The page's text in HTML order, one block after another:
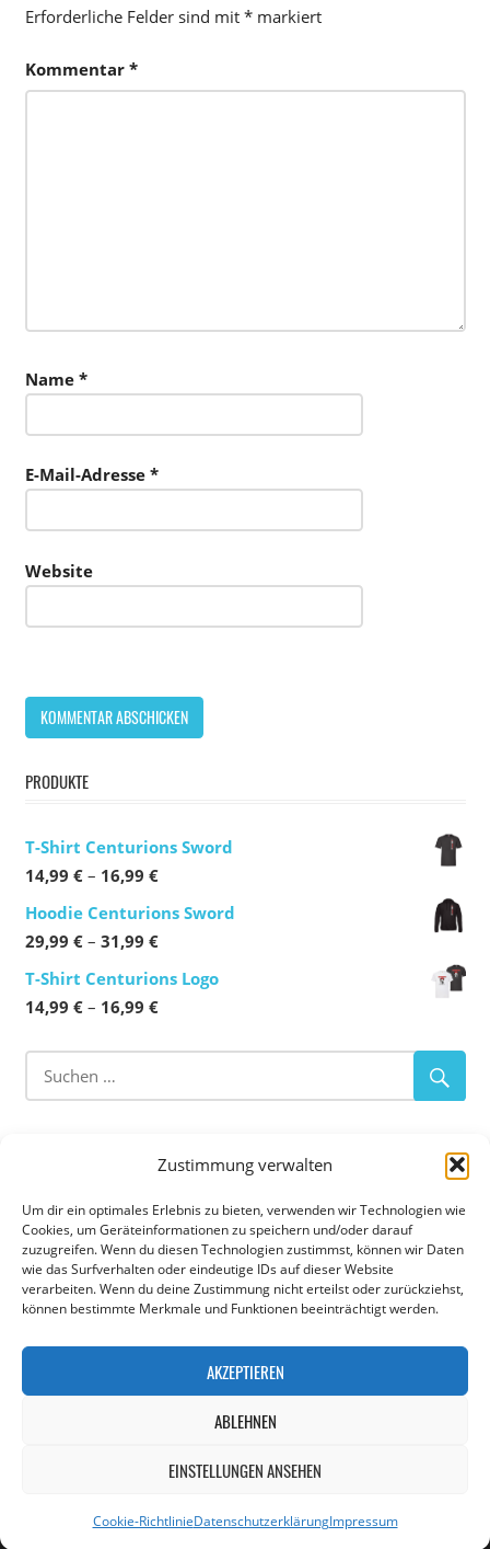
Zustimmung verwalten
Um dir ein optimales Erlebnis zu bieten, verwenden wir Technologien wie
Cookies, um Geräteinformationen zu speichern und/oder darauf
zuzugreifen. Wenn du diesen Technologien zustimmst, können wir Daten
wie das Surfverhalten oder eindeutige IDs auf dieser Website
verarbeiten. Wenn du deine Zustimmung nicht erteilst oder zurückziehst,
können bestimmte Merkmale und Funktionen beeinträchtigt werden.
AKZEPTIEREN
ABLEHNEN
EINSTELLUNGEN ANSEHEN
Cookie-RichtlinieDatenschutzerklärungImpressum
Erforderliche Felder sind mit *markiert
Kommentar *
Name *
E-Mail-Adresse *
Website
PRODUKTE
T-Shirt Centurions Sword
14,99 € – 16,99 €Preisspanne:
14,99 €
bis
Hoodie Centurions Sword
29,99 € – 31,99 €Preisspanne:
29,99 €
bis
T-Shirt Centurions Logo
14,99 € – 16,99 €Preisspanne:
Flag Football–Tackle Football–Cheerleading
Die Augsburg Centurions sind eine American Football
Abteilung der TSG 1885 Augsburg-Lechhausen e.V. in
Augsburg. Die Abteilung hat eine Cheerleading Gruppe,
eine U11, U13, U16 und U19 Jugend Mannschaft sowie
eine Erwachsenenmannschaft im Flag- und Tackle Football
im Ligabetrieb. Die Trainingseinheiten und Heimspiele
finden auf der Sportanlage der TSG 1885 Augsburg statt.
WordPress Theme: WorldStar by ThemeZee.